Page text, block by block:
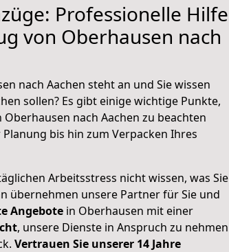
Professionelle Hilfe
von Oberhausen nach
nach Aachen steht an und Sie wissen
sollen? Es gibt einige wichtige Punkte,
nach Aachen zu beachten
bis hin zum Verpacken Ihres
Arbeitsstress nicht wissen, was Sie
übernehmen unsere Partner für Sie und
Angebote in Oberhausen mit einer
, unsere Dienste in Anspruch zu nehmen
Vertrauen Sie unserer 14 Jahre